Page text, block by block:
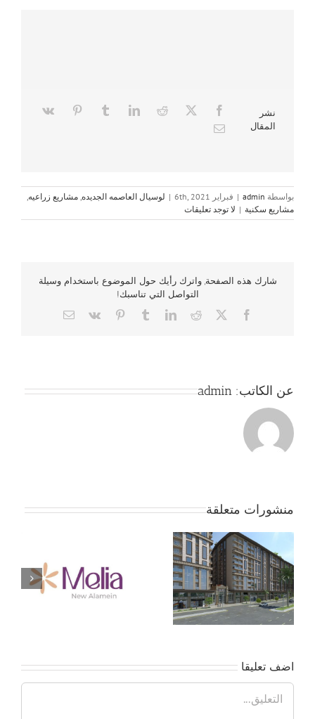
نشر
المقال
بواسطة admin
| فبراير 6th, 2021 | لوسيال العاصمه الجديده مشاريع زراعيه
مشاريع سكنية | لا توجد تعليقات
شارك هذه الصفحة, واترك رأيك حول الموضوع باستخدام وسيلة
التواصل التي تناسبك!
Facebook
X
Reddit
LinkedIn
Tumblr
Pinterest
Vk
Email
عن الكاتب: admin
منشورات متعلقة
جمعية بداية – الموقف
الان … لا تفاوض إلا بعد
اضف تعليقا
تعليق